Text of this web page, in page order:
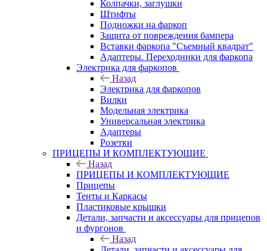
Колпачки, заглушки
Штифты
Подножки на фаркоп
Защита от повреждения бампера
Вставки фаркопа "Съемный квадрат"
Адаптеры. Переходники для фаркопа
Электрика для фаркопов
Назад
Электрика для фаркопов
Вилки
Модельная электрика
Универсальная электрика
Адаптеры
Розетки
ПРИЦЕПЫ И КОМПЛЕКТУЮЩИЕ
Назад
ПРИЦЕПЫ И КОМПЛЕКТУЮЩИЕ
Прицепы
Тенты и Каркасы
Пластиковые крышки
Детали, запчасти и аксессуары для прицепов
и фургонов
Назад